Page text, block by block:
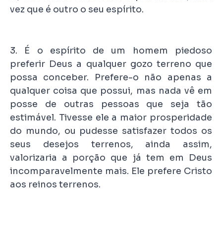
vez que é outro o seu espírito.
3. É o espírito de um homem piedoso
preferir Deus a qualquer gozo terreno que
possa conceber. Prefere-o não apenas a
qualquer coisa que possui, mas nada vê em
posse de outras pessoas que seja tão
estimável. Tivesse ele a maior prosperidade
do mundo, ou pudesse satisfazer todos os
seus desejos terrenos, ainda assim,
valorizaria a porção que já tem em Deus
incomparavelmente mais. Ele prefere Cristo
aos reinos terrenos.